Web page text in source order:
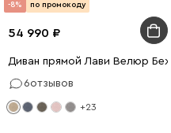
-8% по промокоду
54 990
Диван прямой Лави Велюр
6отзывов
+23